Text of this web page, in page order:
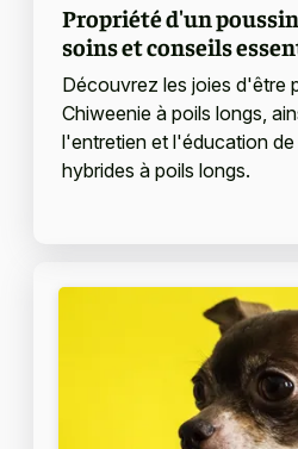
Propriété d'un
soins et conseils
Découvrez les joies d'être
Chiweenie à poils longs,
l'entretien et l'éducation
hybrides à poils longs.